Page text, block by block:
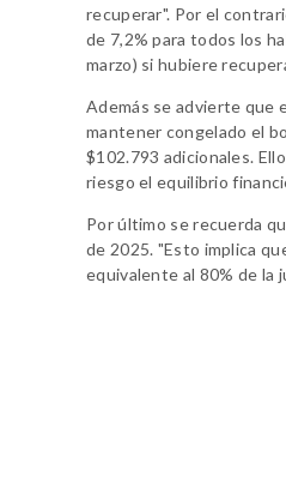
recuperar". Por el
de 7,2% para todos los
marzo) si hubiere
Además se advierte que
mantener congelado el
$102.793 adicionales.
riesgo el equilibrio
Por último se recuerda
de 2025. "Esto implica
equivalente al 80% de la